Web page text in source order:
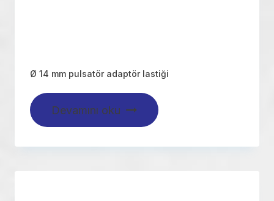
Ø 14 mm pulsatör adaptör lastiği
Devamını oku